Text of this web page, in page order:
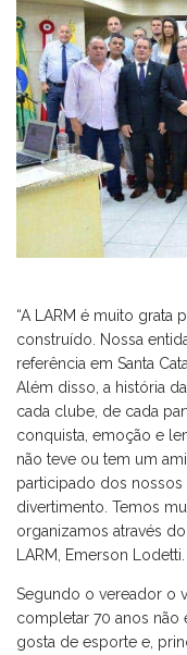
“A LARM é muito grata
construído. Nossa
referência em Santa
Além disso, a história
cada clube, de cada
conquista, emoção e
não teve ou tem um
participado dos nossos
divertimento. Temos
organizamos através
LARM, Emerson Lodetti.
Segundo o vereador o
completar 70 anos não
gosta de esporte e,